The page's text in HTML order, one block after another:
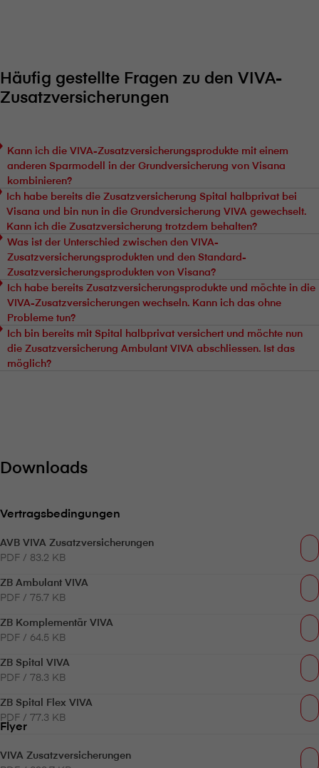
Häufig gestellte Fragen zu den VIVA-
Zusatzversicherungen
Kann ich die VIVA-Zusatzversicherungsprodukte mit einem
anderen Sparmodell in der Grundversicherung von V⁠i⁠s⁠a⁠n⁠a
kombinieren?
Ich habe bereits die Zusatzversicherung Spital halbprivat bei
V⁠i⁠s⁠a⁠n⁠a und bin nun in die Grundversicherung VIVA gewechselt.
Kann ich die Zusatzversicherung trotzdem behalten?
Was ist der Unterschied zwischen den VIVA-
Zusatzversicherungsprodukten und den Standard-
Zusatzversicherungsprodukten von V⁠i⁠s⁠a⁠n⁠a?
Ich habe bereits Zusatzversicherungsprodukte und möchte in die
VIVA-Zusatzversicherungen wechseln. Kann ich das ohne
Probleme tun?
Ich bin bereits mit Spital halbprivat versichert und möchte nun
die Zusatzversicherung Ambulant VIVA abschliessen. Ist das
möglich?
Downloads
Vertragsbedingungen
AVB VIVA Zusatzversicherungen
PDF / 83.2 KB
ZB Ambulant VIVA
PDF / 75.7 KB
ZB Komplementär VIVA
PDF / 64.5 KB
ZB Spital VIVA
PDF / 78.3 KB
ZB Spital Flex VIVA
PDF / 77.3 KB
Flyer
VIVA Zusatzversicherungen